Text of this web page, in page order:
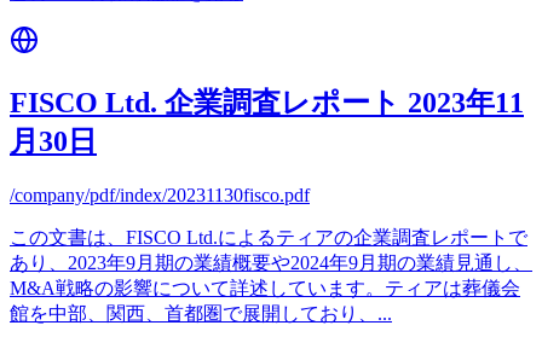
FISCO Ltd. 企業調査レポート 2023年11
月30日
/company/pdf/index/20231130fisco.pdf
この文書は、FISCO Ltd.によるティアの企業調査レポートで
あり、2023年9月期の業績概要や2024年9月期の業績見通し、
M&A戦略の影響について詳述しています。ティアは葬儀会
館を中部、関西、首都圏で展開しており、 ...